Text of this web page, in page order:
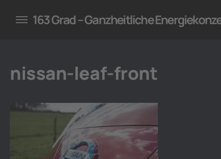
für Unternehmen
163 Grad – Ganzheitliche
nissan-leaf-front